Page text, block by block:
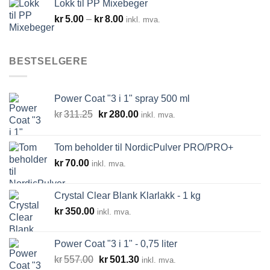
Lokk til PP Mixebeger
kr5.00 – kr8.00Prisområde:
inkl. mva.
BESTSELGERE
Power Coat "3 i 1" spray 500 ml
kr311.25 Opprinnelig
kr311.25.
kr280.00Nåværende
kr280.00.
inkl. mva.
Tom beholder til NordicPulver PRO/PRO+
kr70.00 inkl. mva.
Crystal Clear Blank Klarlakk - 1 kg
kr350.00 inkl. mva.
Power Coat "3 i 1" - 0,75 liter
kr557.00 Opprinnelig
kr501.30Nåværende
inkl. mva.